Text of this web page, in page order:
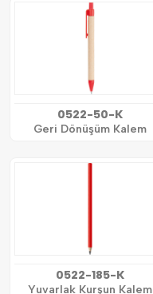
0522-50-K
Geri Dönüşüm Kalem
0522-185-K
Yuvarlak Kurşun Kalem